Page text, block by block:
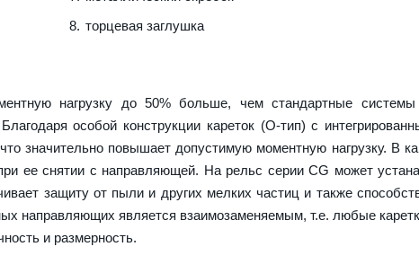
торцевая заглушка
нагрузку до 50% больше, чем стандартные системы
особой конструкции кареток (О-тип) с
значительно повышает допустимую моментную нагрузку. В
ее снятии с направляющей. На рельс серии CG может
защиту от пыли и других мелких частиц и также
направляющих является взаимозаменяемым, т.е. любые
и размерность.